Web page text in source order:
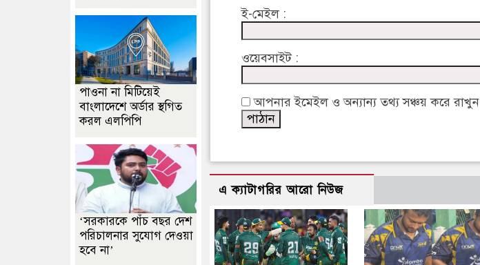
ই-মেইল :
ওয়েবসাইট :
আপনার ইমেইল ও অন্যান্য তথ্য সঞ্চয় করে রাখুন
এ ক্যাটাগরির আরো নিউজ
পাওনা না মিটিয়েই
বাংলাদেশে অর্ডার স্থগিত
করল এলপিপি
‘সরকারকে পাঁচ বছর দেশ
পরিচালনার সুযোগ দেওয়া
হবে না’